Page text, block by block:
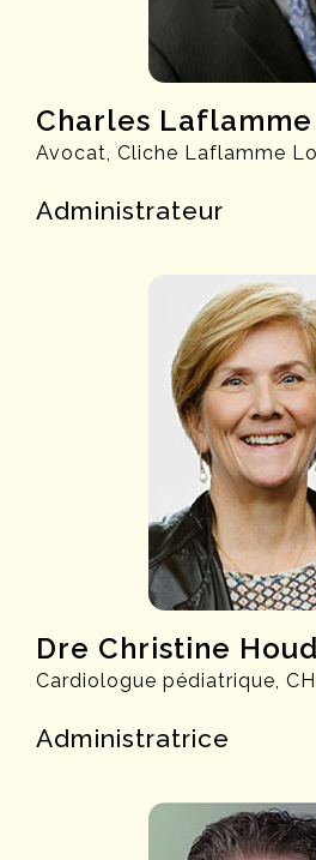
Charles Laflamme
Avocat, Cliche Laflamme
Administrateur
Dre Christine
Cardiologue pédiatrique,
Administratrice